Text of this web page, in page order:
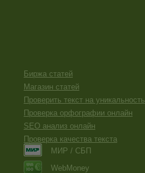
Биржа статей
Магазин статей
Проверить текст на уникальность
Проверка орфографии онлайн
SEO анализ онлайн
Проверка качества текста
МИР / СБП
WebMoney